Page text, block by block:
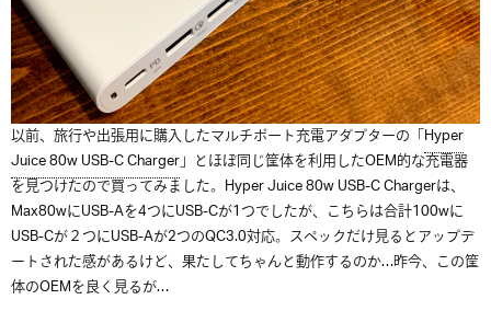
以前、旅行や出張用に購入したマルチポート充電アダプターの「Hyper
Juice 80w USB-C Charger」とほぼ同じ筐体を利用したOEM的な充電器
を見つけたので買ってみました。Hyper Juice 80w USB-C Chargerは、
Max80wにUSB-Aを4つにUSB-Cが1つでしたが、こちらは合計100wに
USB-Cが２つにUSB-Aが2つのQC3.0対応。スペックだけ見るとアップデ
ートされた感があるけど、果たしてちゃんと動作するのか…昨今、この筐
体のOEMを良く見るが…